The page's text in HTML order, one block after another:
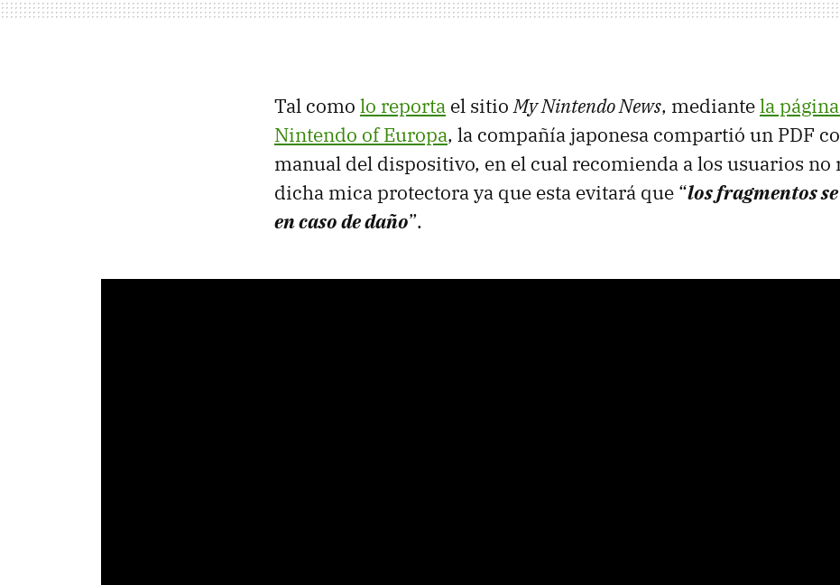
Tal como lo reporta el sitioMy Nintendo News, mediantela
Nintendo of Europa, la compañía japonesa compartió un PDF
manual del dispositivo, en el cual recomienda a los usuarios
dicha mica protectora ya que esta evitará que “los fragmentos
en caso de daño”.